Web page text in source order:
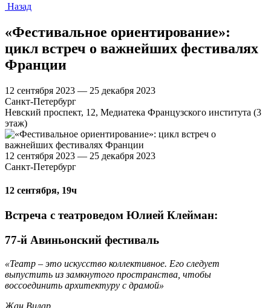
Назад
«Фестивальное ориентирование»:
цикл встреч о важнейших фестивалях
Франции
12 сентября 2023 — 25 декабря 2023
Санкт-Петербург
Невский проспект, 12, Медиатека Французского института (3
этаж)
12 сентября 2023 — 25 декабря 2023
Санкт-Петербург
12 сентября, 19ч
Встреча с театроведом Юлией Клейман:
77-й Авиньонский фестиваль
«Театр – это искусство коллективное. Его следует
выпустить из замкнутого пространства, чтобы
воссоединить архитектуру с драмой»
Жан Вилар